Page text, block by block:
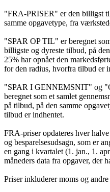
"FRA-PRISER" er den billigst
samme opgavetype, fra
"SPAR OP TIL" er beregnet
billigste og dyreste tilbud, på
25% har opnået den
for den radius, hvorfra tilbud er
"SPAR I GENNEMSNIT" og
beregnet som et samlet
på tilbud, på den samme
tilbud er indhentet.
FRA-priser opdateres hver
og besparelsesudsagn, som er
en gang i kvartalet (1. jan., 1.
måneders data fra opgaver, der
Priser inkluderer moms og